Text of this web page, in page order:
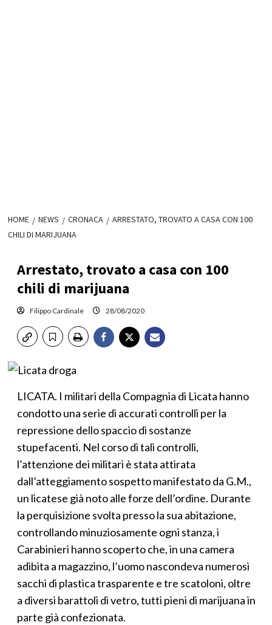
HOME NEWS CRONACA
ARRESTATO, TROVATO A CASA CON 100
CHILI DI MARIJUANA
Arrestato, trovato a casa con 100
chili di marijuana
Filippo Cardinale 28/08/2020
LICATA. I militari della Compagnia di Licata hanno
condotto una serie di accurati controlli per la
repressione dello spaccio di sostanze
stupefacenti. Nel corso di tali controlli,
l’attenzione dei militari è stata attirata
dall’atteggiamento sospetto manifestato da G.M.,
un licatese già noto alle forze dell’ordine. Durante
la perquisizione svolta presso la sua abitazione,
controllando minuziosamente ogni stanza, i
Carabinieri hanno scoperto che, in una camera
adibita a magazzino, l’uomo nascondeva numerosi
sacchi di plastica trasparente e tre scatoloni, oltre
a diversi barattoli di vetro, tutti pieni di marijuana in
parte già confezionata.